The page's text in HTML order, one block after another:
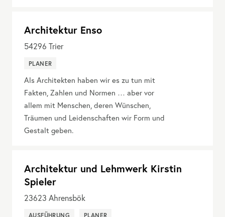
Architektur Enso
54296 Trier
PLANER
Als Architekten haben wir es zu tun mit
Fakten, Zahlen und Normen … aber vor
allem mit Menschen, deren Wünschen,
Träumen und Leidenschaften wir Form und
Gestalt geben.
Architektur und Lehmwerk Kirstin
Spieler
23623 Ahrensbök
AUSFÜHRUNG PLANER